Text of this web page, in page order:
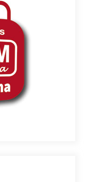
eta Ringo Starr-en
Of Canada, Somak,
Habia